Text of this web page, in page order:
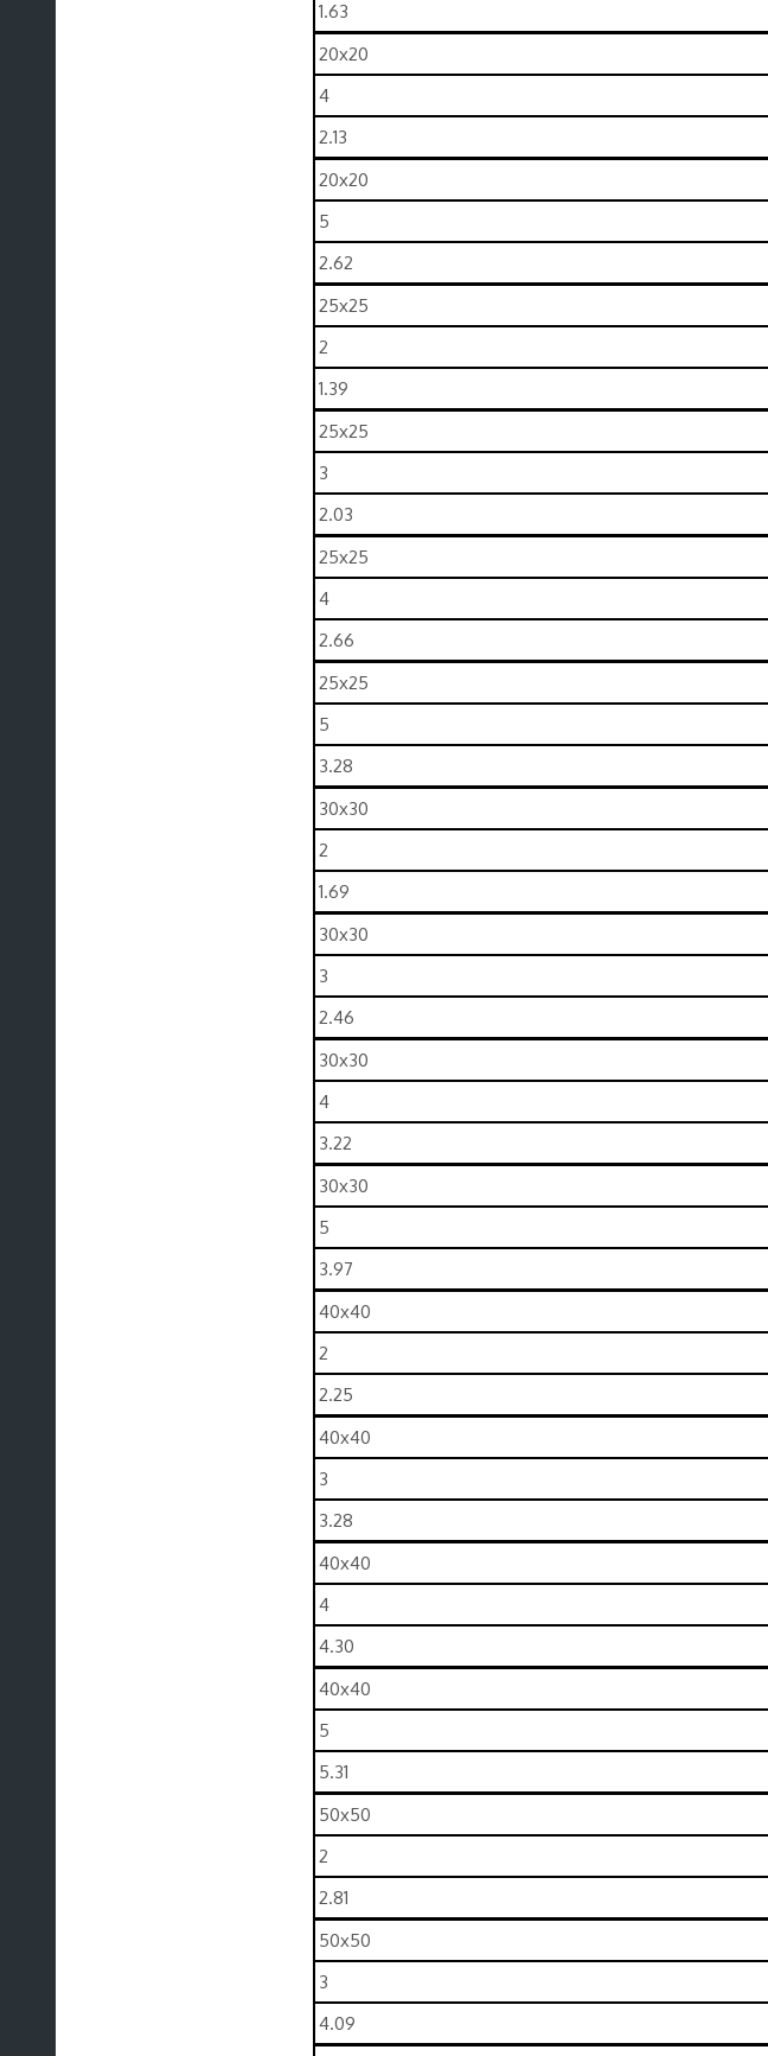
1.63
20x20
4
2.13
20x20
5
2.62
25x25
2
1.39
25x25
3
2.03
25x25
4
2.66
25x25
5
3.28
30x30
2
1.69
30x30
3
2.46
30x30
4
3.22
30x30
5
3.97
40x40
2
2.25
40x40
3
3.28
40x40
4
4.30
40x40
5
5.31
50x50
2
2.81
50x50
3
4.09